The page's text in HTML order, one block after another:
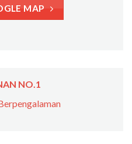
MAP
NO.1